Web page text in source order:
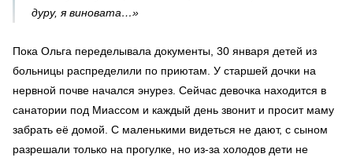
дуру, я виновата…»
Пока Ольга переделывала документы, 30 января детей из
больницы распределили по приютам. У старшей дочки на
нервной почве начался энурез. Сейчас девочка находится в
санатории под Миассом и каждый день звонит и просит маму
забрать её домой. С маленькими видеться не дают, с сыном
разрешали только на прогулке, но из-за холодов дети не